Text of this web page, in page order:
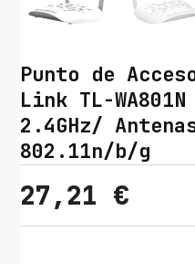
Punto de
Link TL-
2.4GHz/
802.11n/b/g
27,21 €